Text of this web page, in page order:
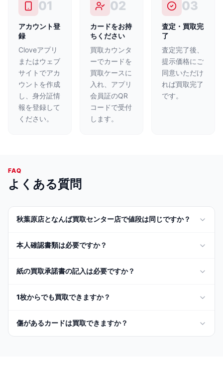
01
アカウント登
録
Cloveアプリ
またはウェブ
サイトでアカ
ウントを作成
し、身分証情
報を登録して
ください。
02
カードをお持
ちください
買取カウンタ
ーでカードを
買取ケースに
入れ、アプリ
会員証のQR
コードで受付
します。
03
査定・買取完
了
査定完了後、
提示価格にご
同意いただけ
れば買取完了
です。
FAQ
よくある質問
秋葉原店となんば買取センター店で値段は同じですか？
本人確認書類は必要ですか？
紙の買取承諾書の記入は必要ですか？
1枚からでも買取できますか？
傷があるカードは買取できますか？